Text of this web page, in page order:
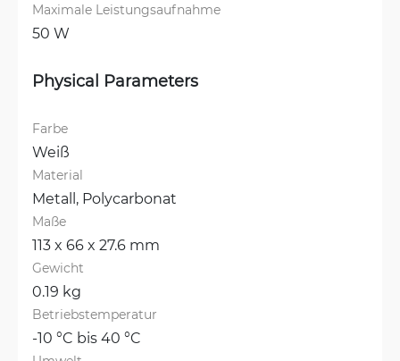
Maximale Leistungsaufnahme
50 W
Physical Parameters
Farbe
Weiß
Material
Metall, Polycarbonat
Maße
113 x 66 x 27.6 mm
Gewicht
0.19 kg
Betriebstemperatur
-10 °C bis 40 °C